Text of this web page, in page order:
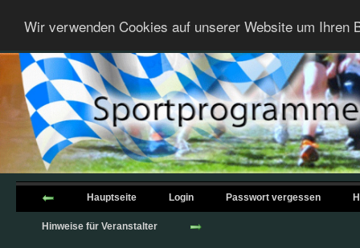
Wir verwenden Cookies auf unserer Website um
Hauptseite Login Passwort vergessen
Hinweise für Veranstalter